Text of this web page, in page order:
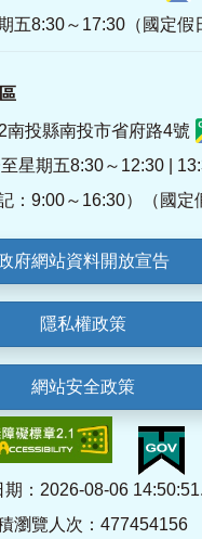
五8:30～17:30（國定假
南投縣南投市省府路4號
星期五8:30～12:30 |
：9:00～16:30）（國定
府網站資料開放宣告
隱私權政策
網站安全政策
期：2026-08-06
瀏覽人次：477454156